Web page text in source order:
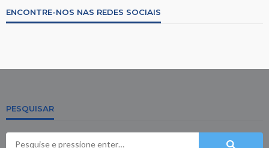
ENCONTRE-NOS NAS REDES SOCIAIS
PESQUISAR